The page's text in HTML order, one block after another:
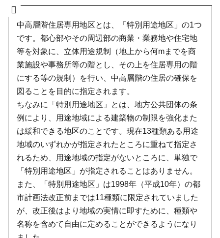
中高層階住居専用地区とは、「特別用途地区」の1つ
です。都心部やその周辺部の商業・業務地や住宅地
等を対象に、立体用途規制（地上から何mまでを商
業施設や事務所等の階とし、その上を住居専用の階
にする等の規制）を行い、中高層階の住居の確保を
図ることを目的に指定されます。
ちなみに「特別用途地区」とは、地方公共団体の条
例により、用途地域による建築物の制限を強化また
は緩和できる地区のことです。現在13種類ある用途
地域のいずれかが指定されたところに重ねて指定さ
れるため、用途地域の指定がないところに、単独で
「特別用途地区」が指定されることはありません。
また、「特別用途地区」は1998年（平成10年）の都
市計画法改正前までは11種類に限定されていました
が、改正後はより地域の実情に即すために、種類や
名称を含めて自由に定めることができるようになり